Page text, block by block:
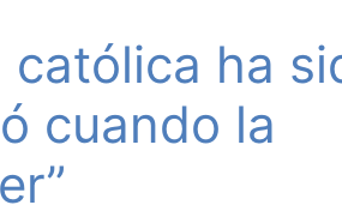
católica ha
cuando la